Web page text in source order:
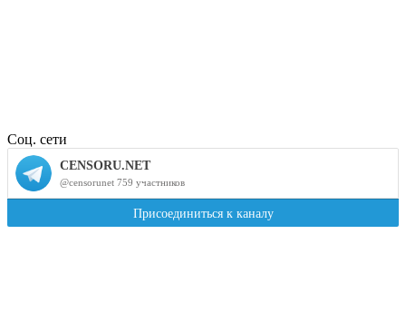
Соц. сети